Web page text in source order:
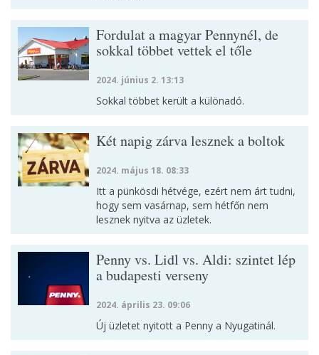
Fordulat a magyar Pennynél, de
sokkal többet vettek el tőle
2024. június 2. 13:13
Sokkal többet került a különadó.
Két napig zárva lesznek a boltok
2024. május 18. 08:33
Itt a pünkösdi hétvége, ezért nem árt tudni,
hogy sem vasárnap, sem hétfőn nem
lesznek nyitva az üzletek.
Penny vs. Lidl vs. Aldi: szintet lép
a budapesti verseny
2024. április 23. 09:06
Új üzletet nyitott a Penny a Nyugatinál.